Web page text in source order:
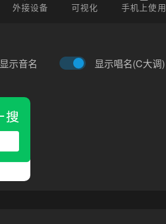
外接设备 可视化 手机上使用
显示音名 显示唱名(C大调)